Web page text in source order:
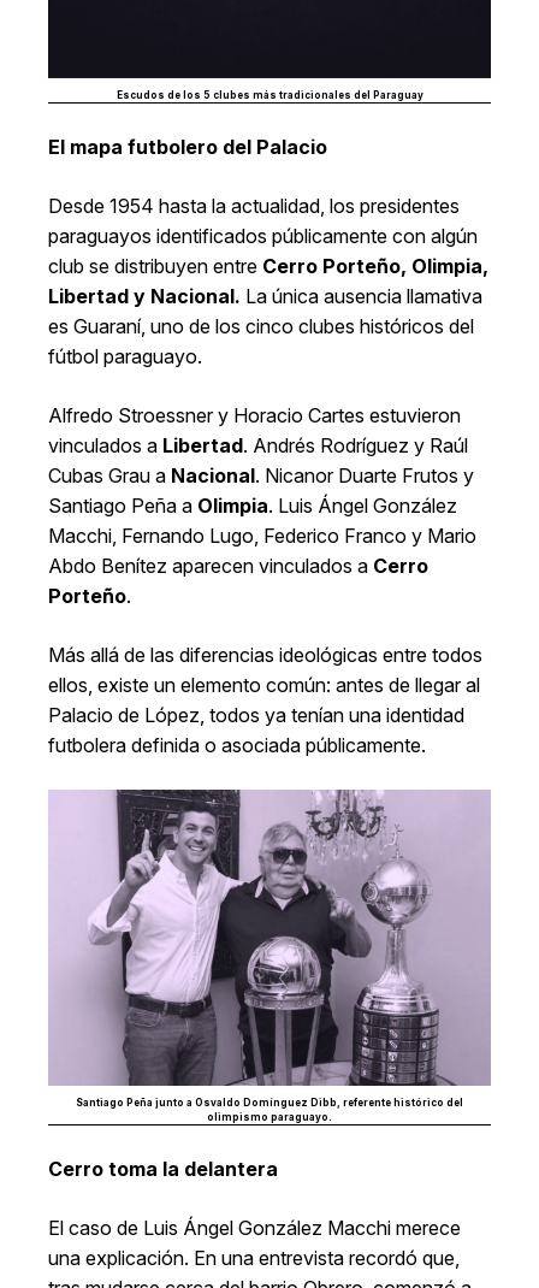
Escudos de los 5 clubes más tradicionales del Paraguay
El mapa futbolero del Palacio
Desde 1954 hasta la actualidad, los presidentes
paraguayos identificados públicamente con algún
club se distribuyen entre Cerro Porteño, Olimpia,
Libertad y Nacional. La única ausencia llamativa
es Guaraní, uno de los cinco clubes históricos del
fútbol paraguayo.
Alfredo Stroessner y Horacio Cartes estuvieron
vinculados a Libertad. Andrés Rodríguez y Raúl
Cubas Grau a Nacional. Nicanor Duarte Frutos y
Santiago Peña a Olimpia. Luis Ángel González
Macchi, Fernando Lugo, Federico Franco y Mario
Abdo Benítez aparecen vinculados a Cerro
Porteño.
Más allá de las diferencias ideológicas entre todos
ellos, existe un elemento común: antes de llegar al
Palacio de López, todos ya tenían una identidad
futbolera definida o asociada públicamente.
Santiago Peña junto a Osvaldo Domínguez Dibb , referente histórico del
olimpismo paraguayo.
Cerro toma la delantera
El caso de Luis Ángel González Macchi merece
una explicación. En una entrevista recordó que,